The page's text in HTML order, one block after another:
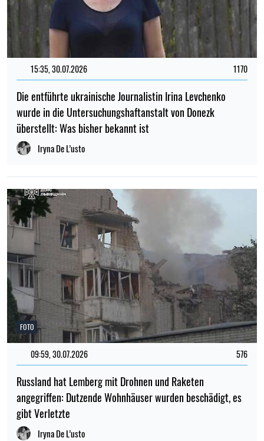
15:35, 30.07.2026 1170
Die entführte ukrainische Journalistin Irina Levchenko
wurde in die Untersuchungshaftanstalt von Donezk
überstellt: Was bisher bekannt ist
Iryna De L’usto
FOTO
09:59, 30.07.2026 576
Russland hat Lemberg mit Drohnen und Raketen
angegriffen: Dutzende Wohnhäuser wurden beschädigt, es
gibt Verletzte
Iryna De L’usto